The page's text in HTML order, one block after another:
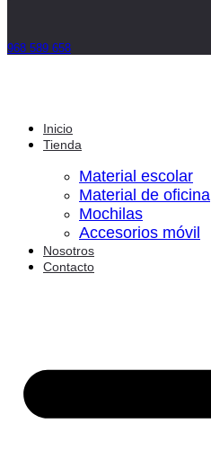
968 589 658
Inicio
Tienda
Material escolar
Material de oficina
Mochilas
Accesorios móvil
Nosotros
Contacto